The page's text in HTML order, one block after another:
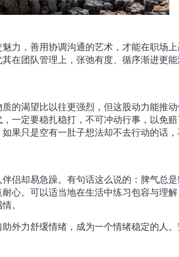
力，善用协调沟通的艺术，才能在职场
在团队管理上，张弛有度、循序渐进更
的渴望比以往更强烈，但这股动力能推
一定要稳扎稳打，不可冲动行事，以免
果只是空有一肚子想法却不去行动的话
侣却易急躁。有句话这么说的：脾气总
心。可以适当地在生活中练习包容与理
。
外力舒缓情绪，成为一个情绪稳定的人。